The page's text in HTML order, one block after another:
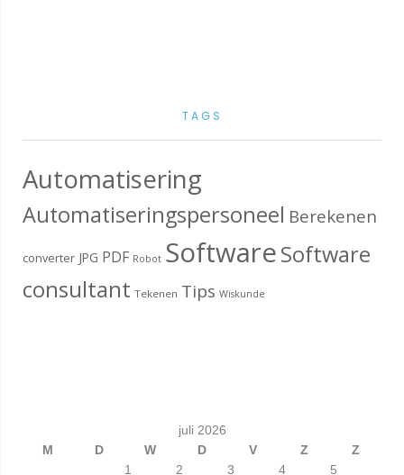
TAGS
Automatisering
Automatiseringspersoneel Berekenen
converter JPG PDF Robot SoftwareSoftware
consultant Tekenen Tips Wiskunde
juli 2026
M
D W D V Z
Z
1
2 3 4 5